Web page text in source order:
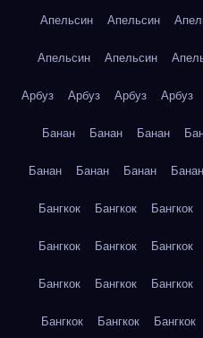
Апельсин Апельсин
Апельсин Апельсин
Арбуз Арбуз Арбуз Арбуз
Банан Банан Банан
Банан Банан Банан Банан
Бангкок Бангкок Бангкок
Бангкок Бангкок Бангкок
Бангкок Бангкок Бангкок
Бангкок Бангкок Бангкок